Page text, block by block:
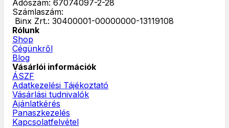
Adószám: 67074097-2-28
Számlaszám:
‎ Binx Zrt.: 30400001-00000000-13119108
Rólunk
Shop
Cégünkről
Blog
Vásárlói információk
ÁSZF
Adatkezelési Tájékoztató
Vásárlási tudnivalók
Ajánlatkérés
Panaszkezelés
Kapcsolatfelvétel